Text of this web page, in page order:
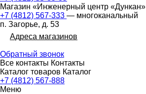
Магазин «Инженерный центр «Дункан»
+7 (4812) 567-333 — многоканальный
п. Загорье, д. 53
Адреса магазинов
Обратный звонок
Все контакты Контакты
Каталог товаров Каталог
+7 (4812) 567-888
Меню